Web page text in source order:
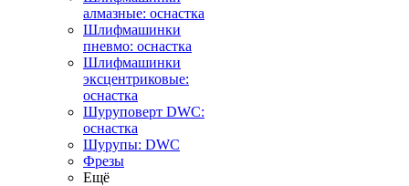
алмазные: оснастка
Шлифмашинки
пневмо: оснастка
Шлифмашинки
эксцентриковые:
оснастка
Шуруповерт DWC:
оснастка
Шурупы: DWC
Фрезы
Ещё